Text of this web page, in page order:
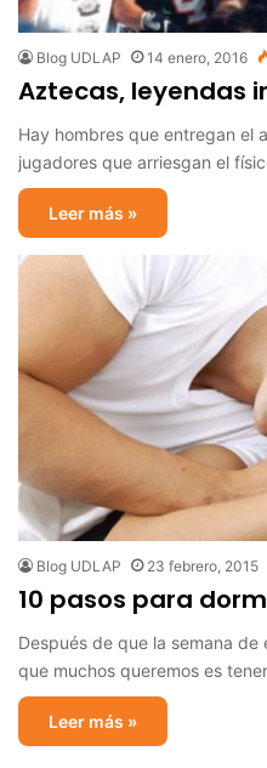
Blog UDLAP 14 enero, 2016
Aztecas, leyendas
Hay hombres que entregan el
jugadores que arriesgan el
Leer más »
Blog UDLAP 23 febrero, 2015
10 pasos para
Después de que la semana
que muchos queremos es
Leer más »